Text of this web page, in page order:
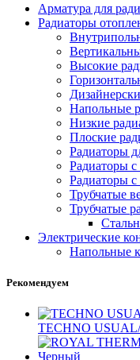
Арматура для
Радиаторы
Высокие
Напольные
Низкие
Плоские
Радиаторы
Радиаторы
Радиаторы
Трубчатые
Трубчатые
Электрические
Напольные
Рекомендуем
TECHNO